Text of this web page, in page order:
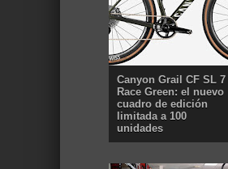
Canyon Grail CF SL 7
Race Green: el nuevo
cuadro de edición
limitada a 100
unidades